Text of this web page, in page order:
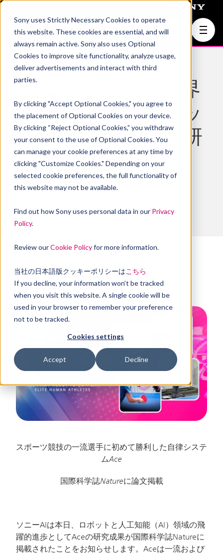
Sony uses Strictly Necessary Cookies to operate
this website. These cookies are essential, and will
always remain active. Sony also uses Optional
Cookies to improve site functionality, analyze usage,
deliver advertisements and interact with third
parties.
By clicking "Accept Optional Cookies," you agree to
the placement of Optional Cookies on your device.
By clicking “Reject Optional Cookies,” you withdraw
your consent to the use of Optional Cookies. You
can manage your cookie preferences at any time by
clicking "Customize Cookies." Depending on your
selected cookie preferences, the full functionality of
this website may not be available.
Find out how Sony uses personal data in our Privacy
Policy.
Review ourCookie Policyfor more information.
当社の日本語版クッキーポリシーはこちら
If you decline, your information won’t be tracked
when you visit this website. A single cookie will be
used in your browser to remember your preference
not to be tracked.
Cookies settings
Accept Decline
Join Us
ソニーAI、現実世界
の人工知能とロボッ
トにおける画期的研
究を発表
Robotics
Share this article
スポーツ競技の一流選手に初めて勝利した自律システ
ムAce
国際科学誌Natureに論文掲載
ソニーAIは本日、ロボットと人工知能（AI）領域の飛
躍的進歩としてAceの研究成果が国際科学誌Natureに
掲載されたことをお知らせします。 Aceは一流および